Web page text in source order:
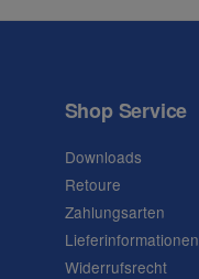
Shop Service
Downloads
Retoure
Zahlungsarten
Lieferinformationen
Widerrufsrecht